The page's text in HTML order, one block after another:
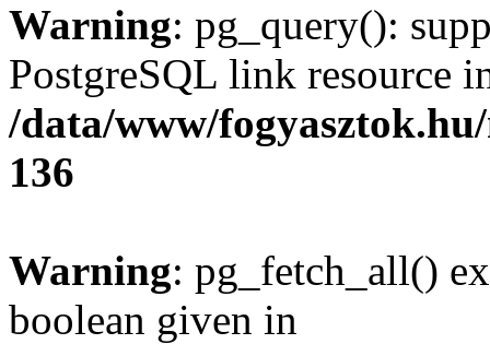
Warning: pg_query():
PostgreSQL link resource
/data/www/
136
Warning: pg_fetch_all()
boolean given in